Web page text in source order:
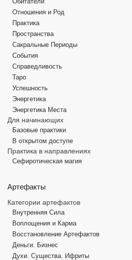
Отношения и Род
Практика
Пространства
Сакральные Периоды
События
Справедливость
Таро
Успешность
Энергетика
Энергетика Места
Для начинающих
Базовые практики
В открытом доступе
Практика в направлениях
Сефиротическая магия
Артефакты
Категории артефактов
Внутренняя Сила
Воплощения и Карма
Восстановление Артефактов
Деньги. Бизнес
Духи. Существа. Ифриты